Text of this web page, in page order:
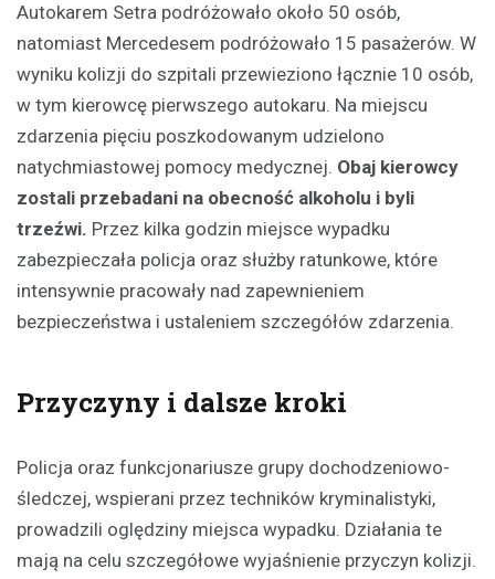
Autokarem Setra podróżowało około 50 osób,
natomiast Mercedesem podróżowało 15 pasażerów. W
wyniku kolizji do szpitali przewieziono łącznie 10 osób,
w tym kierowcę pierwszego autokaru. Na miejscu
zdarzenia pięciu poszkodowanym udzielono
natychmiastowej pomocy medycznej. Obaj kierowcy
zostali przebadani na obecność alkoholu i byli
trzeźwi. Przez kilka godzin miejsce wypadku
zabezpieczała policja oraz służby ratunkowe, które
intensywnie pracowały nad zapewnieniem
bezpieczeństwa i ustaleniem szczegółów zdarzenia.
Przyczyny i dalsze kroki
Policja oraz funkcjonariusze grupy dochodzeniowo-
śledczej, wspierani przez techników kryminalistyki,
prowadzili oględziny miejsca wypadku. Działania te
mają na celu szczegółowe wyjaśnienie przyczyn kolizji.